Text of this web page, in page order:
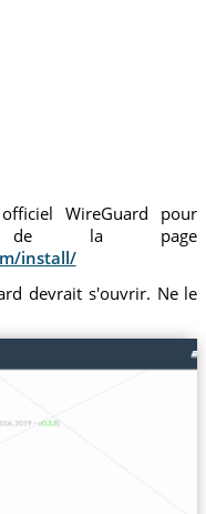
WireGuard pour
de la page
install/
devrait s'ouvrir. Ne le